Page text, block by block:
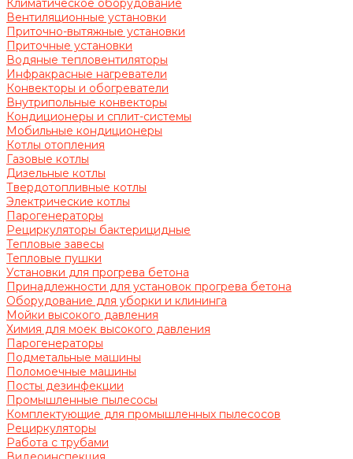
Климатическое оборудование
Вентиляционные установки
Приточно-вытяжные установки
Приточные установки
Водяные тепловентиляторы
Инфракрасные нагреватели
Конвекторы и обогреватели
Внутрипольные конвекторы
Кондиционеры и сплит-системы
Мобильные кондиционеры
Котлы отопления
Газовые котлы
Дизельные котлы
Твердотопливные котлы
Электрические котлы
Парогенераторы
Рециркуляторы бактерицидные
Тепловые завесы
Тепловые пушки
Установки для прогрева бетона
Принадлежности для установок прогрева бетона
Оборудование для уборки и клининга
Мойки высокого давления
Химия для моек высокого давления
Парогенераторы
Подметальные машины
Поломоечные машины
Посты дезинфекции
Промышленные пылесосы
Комплектующие для промышленных пылесосов
Рециркуляторы
Работа с трубами